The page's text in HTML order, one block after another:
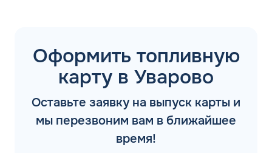
Оформить топливную
карту в Уварово
Оставьте заявку на выпуск карты и
мы перезвоним вам в ближайшее
время!